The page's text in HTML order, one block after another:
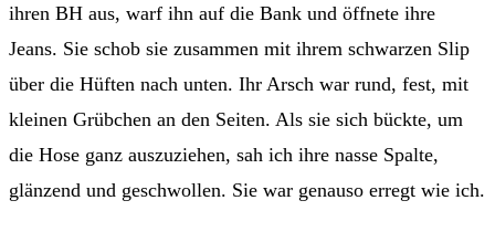
ihren BH aus, warf ihn auf die Bank und öffnete ihre
Jeans. Sie schob sie zusammen mit ihrem schwarzen Slip
über die Hüften nach unten. Ihr Arsch war rund, fest, mit
kleinen Grübchen an den Seiten. Als sie sich bückte, um
die Hose ganz auszuziehen, sah ich ihre nasse Spalte,
glänzend und geschwollen. Sie war genauso erregt wie ich.